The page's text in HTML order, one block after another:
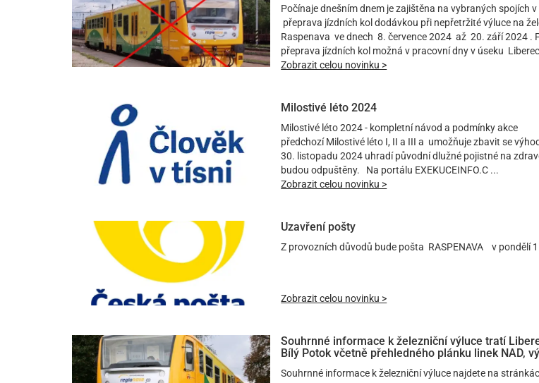
Počínaje dnešním dnem je zajištěna na vybraných spojích
přeprava jízdních kol dodávkou při nepřetržité výluce na
Raspenava ve dnech 8. července 2024 až 20. září 2024 .
přeprava jízdních kol možná v pracovní dny v úseku
Zobrazit celou novinku >
Milostivé léto 2024
Milostivé léto 2024 - kompletní návod a podmínky
předchozí Milostivé léto I, II a III a umožňuje zbavit se
30. listopadu 2024 uhradí původní dlužné pojistné na
budou odpuštěny. Na portálu EXEKUCEINFO.C ...
Zobrazit celou novinku >
Uzavření pošty
Z provozních důvodů bude pošta RASPENAVA v pondělí
Zobrazit celou novinku >
Souhrnné informace k železniční výluce tratí
Bílý Potok včetně přehledného plánku linek NAD,
Souhrnné informace k železniční výluce najdete na